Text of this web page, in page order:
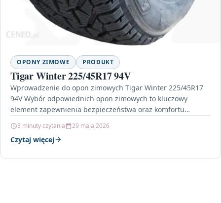
OPONY ZIMOWE PRODUKT
Tigar Winter 225/45R17 94V
Wprowadzenie do opon zimowych Tigar Winter 225/45R17
94V Wybór odpowiednich opon zimowych to kluczowy
element zapewnienia bezpieczeństwa oraz komfortu
3 minuty czytania 29 maja 2026
Czytaj więcej